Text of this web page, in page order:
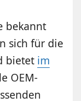
bekannt
sich für die
bietet im
OEM-